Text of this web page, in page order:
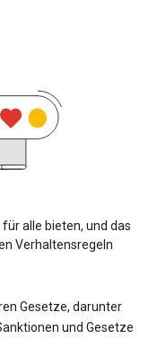
alle bieten, und das
Verhaltensregeln
Gesetze, darunter
und Gesetze